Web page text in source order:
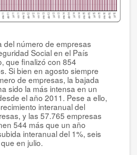
del número de empresas
Social en el País
que finalizó con 854
Si bien en agosto siempre
de empresas, la bajada
sido la más intensa en un
el año 2011. Pese a ello,
interanual del
y las 57.765 empresas
544 más que un año
interanual del 1%, seis
en julio.